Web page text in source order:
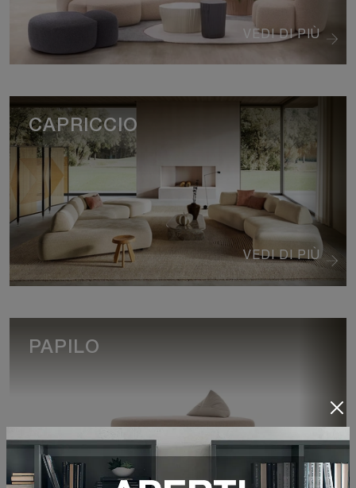
VEDI DI PIÙ
VEDI DI PIÙ
CAPRICCIO
VEDI DI PIÙ
PAPILO